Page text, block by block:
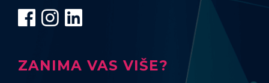
ZANIMA VAS VIŠE?